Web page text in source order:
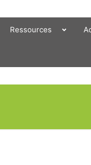
Ressources